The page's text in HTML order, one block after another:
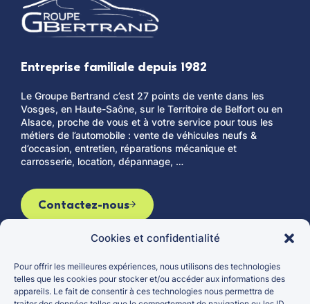
Cookies et confidentialité
Pour offrir les meilleures expériences, nous utilisons des technologies
telles que les cookies pour stocker et/ou accéder aux informations des
appareils. Le fait de consentir à ces technologies nous permettra de
Entreprise familiale depuis 1982
Le Groupe Bertrand c’est 27 points de vente dans les
Vosges, en Haute-Saône, sur le Territoire de Belfort ou en
Alsace, proche de vous et à votre service pour tous les
métiers de l’automobile : vente de véhicules neufs &
d’occasion, entretien, réparations mécanique et
carrosserie, location, dépannage, …
Contactez-nous
Le groupe
Actualités
Véhicules d’occasion
Véhicules neufs